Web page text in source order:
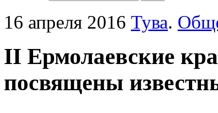
16 апреля 2016 Тува.
II Ермолаевские
посвящены